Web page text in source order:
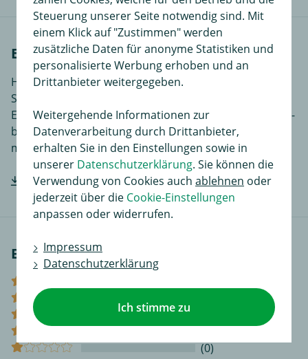
Einbauanleitungen
Hier finden Sie Einbauanleitungen in verschiedenen
Sprachen, je nach Artikel noch ergänzende
Einbauhilfen und zusätzliches Bildmaterial das den Ein-
bzw. Anbau des Produktes für Sie noch einfacher
macht.
Hersteller-Einbauanleitung downloaden
Bewertungen
(0)
Steuerung unserer Seite notwendig sind. Mit
einem Klick auf "Zustimmen" werden
zusätzliche Daten für anonyme Statistiken und
personalisierte Werbung erhoben und an
Drittanbieter weitergegeben.
Weitergehende Informationen zur
Datenverarbeitung durch Drittanbieter,
erhalten Sie in den Einstellungen sowie in
unserer Datenschutzerklärung. Sie können die
Verwendung von Cookies auch ablehnen oder
jederzeit über die Cookie-Einstellungen
anpassen oder widerrufen.
Impressum
Datenschutzerklärung
Ich stimme zu